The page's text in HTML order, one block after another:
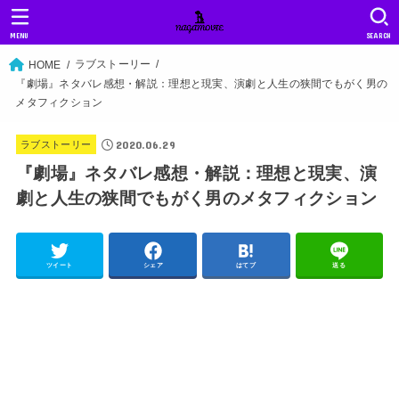
SEARCH
MENU
HOME
ラブストーリー
『劇場』ネタバレ感想・解説：理想と現実、演劇と人生の狭間でもがく男の
メタフィクション
ラブストーリー 2020.06.29
『劇場』ネタバレ感想・解説：理想と現実、演
劇と人生の狭間でもがく男のメタフィクション
ツイート シェア はてブ 送る